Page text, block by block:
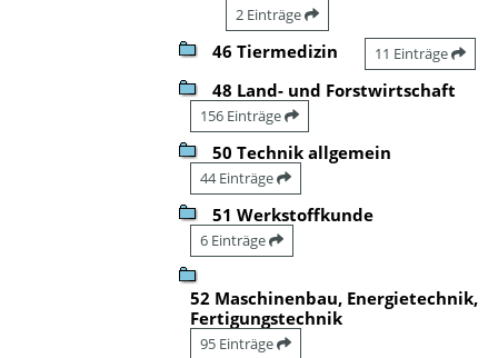
2 Einträge
46 Tiermedizin 11 Einträge
48 Land- und Forstwirtschaft
156 Einträge
50 Technik allgemein
44 Einträge
51 Werkstoffkunde
6 Einträge
52 Maschinenbau, Energietechnik,
Fertigungstechnik
95 Einträge